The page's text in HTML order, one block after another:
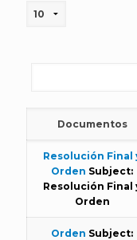
Documentos
Resolución Final
Orden Subject:
Resolución Final
Orden
Orden Subject: